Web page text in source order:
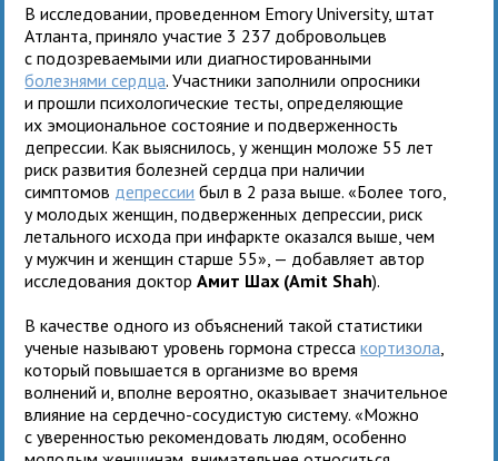
В исследовании, проведенном Emory University, штат
Атланта, приняло участие 3 237 добровольцев
с подозреваемыми или диагностированными
болезнями сердца. Участники заполнили опросники
и прошли психологические тесты, определяющие
их эмоциональное состояние и подверженность
депрессии. Как выяснилось, у женщин моложе 55 лет
риск развития болезней сердца при наличии
симптомов депрессии был в 2 раза выше. «Более того,
у молодых женщин, подверженных депрессии, риск
летального исхода при инфаркте оказался выше, чем
у мужчин и женщин старше 55», — добавляет автор
исследования докторАмит Шах (Amit Shah).
В качестве одного из объяснений такой статистики
ученые называют уровень гормона стрессакортизола
который повышается в организме во время
волнений и, вполне вероятно, оказывает значительное
влияние на сердечно-сосудистую систему. «Можно
с уверенностью рекомендовать людям, особенно